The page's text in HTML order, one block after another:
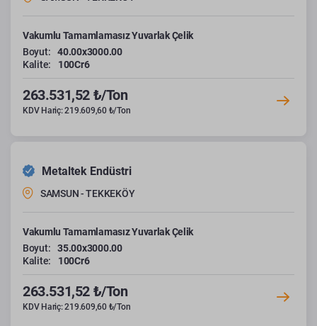
Vakumlu Tamamlamasız Yuvarlak Çelik
Boyut:
40.00x3000.00
Kalite:
100Cr6
263.531,52 ₺/Ton
KDV Hariç: 219.609,60 ₺/Ton
Metaltek Endüstri
SAMSUN - TEKKEKÖY
Vakumlu Tamamlamasız Yuvarlak Çelik
Boyut:
35.00x3000.00
Kalite:
100Cr6
263.531,52 ₺/Ton
KDV Hariç: 219.609,60 ₺/Ton